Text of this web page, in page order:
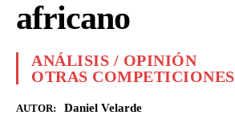
africano
ANÁLISIS / OPINIÓN
OTRAS COMPETICIONES
AUTOR: Daniel Velarde